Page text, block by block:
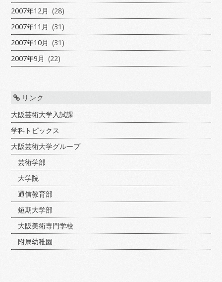
2007年12月 (28)
2007年11月 (31)
2007年10月 (31)
2007年9月 (22)
リンク
大阪芸術大学入試課
学科トピックス
大阪芸術大学グループ
芸術学部
大学院
通信教育部
短期大学部
大阪美術専門学校
附属幼稚園